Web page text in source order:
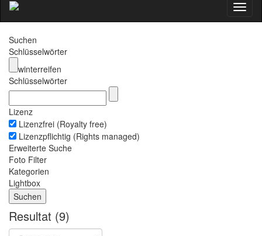
Suchen
Schlüsselwörter
winterreifen
Schlüsselwörter
Lizenz
Lizenzfrei (Royalty free)
Lizenzpflichtig (Rights managed)
Erweiterte Suche
Foto Filter
Kategorien
Lightbox
Resultat (9)